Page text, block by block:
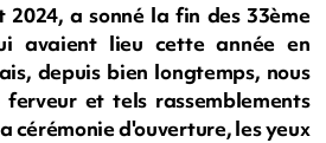
2024, a sonné la fin des 33ème
avaient lieu cette année en
depuis bien longtemps, nous
et tels rassemblements
cérémonie d'ouverture, les yeux